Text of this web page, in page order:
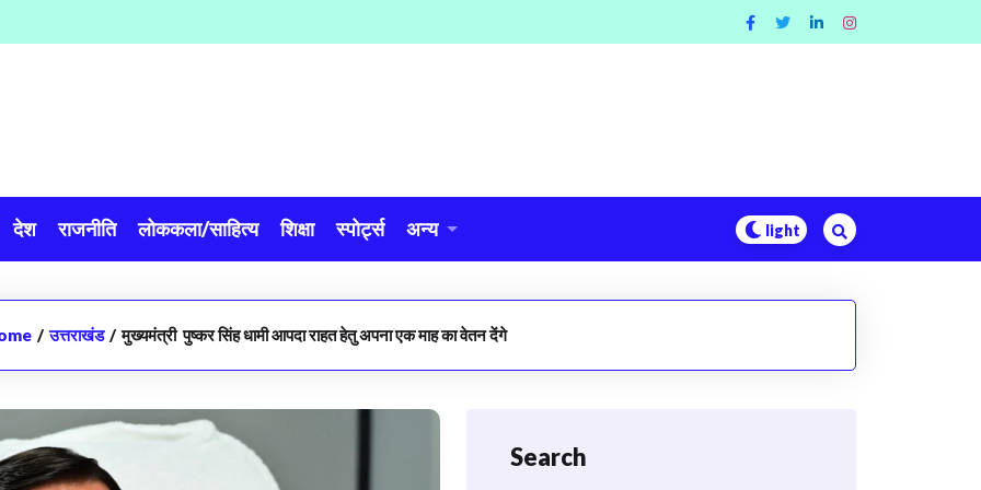
देश राजनीति लोककला/साहित्य शिक्षा स्पोर्ट्स अन्य
/ उत्तराखंड / मुख्यमंत्री पुष्कर सिंह धामी आपदा राहत हेतु अपना एक माह का वेतन देंगे
Search